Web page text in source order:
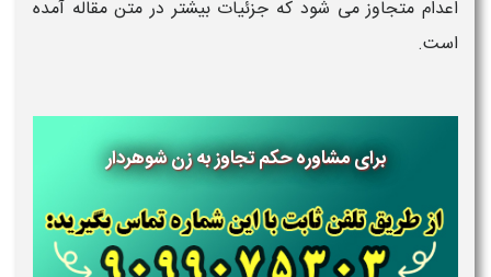
اعدام متجاوز می شود که جزئیات بیشتر در متن مقاله آمده
است.
برای مشاوره حکم تجاوز به زن شوهردار